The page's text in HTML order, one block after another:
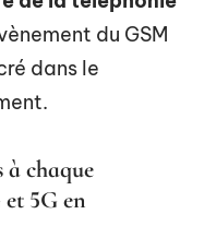
du GSM
dans le
à chaque
5G en